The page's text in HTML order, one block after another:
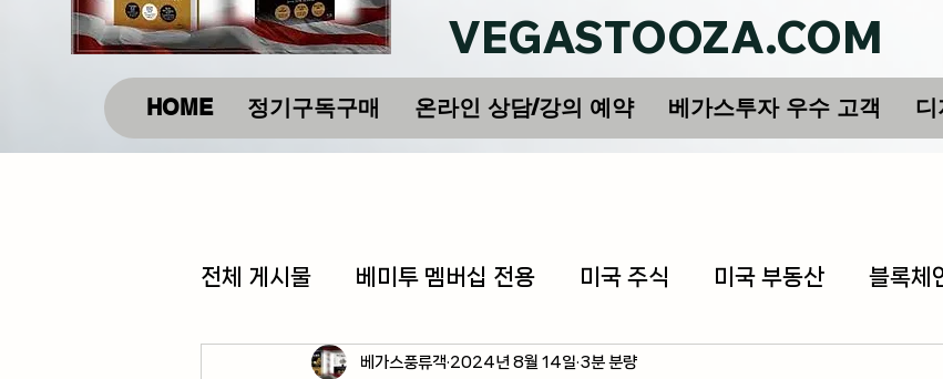
VEGASTOOZA.COM
HOME 정기구독구매 온라인 상담/강의 예약 베가스투자 우수 고객
전체 게시물 베미투 멤버십 전용 미국 주식 미국 부동산 블록체
각종 자산 투자 미국 경제 지표 미국 주식 입문
베가스풍류객 2024년 8월 14일 3분 분량